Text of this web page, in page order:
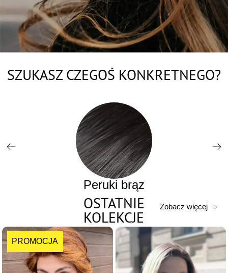
SZUKASZ CZEGOŚ KONKRETNEGO?
Peruki brąz
OSTATNIE
KOLEKCJE
Zobacz więcej
PROMOCJA